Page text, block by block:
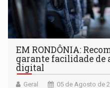
EM RONDÔNIA:
garante facilidade de
digital
Geral 05 de Agosto de